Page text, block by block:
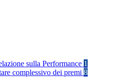
sulla Performance 1
complessivo dei premi 8